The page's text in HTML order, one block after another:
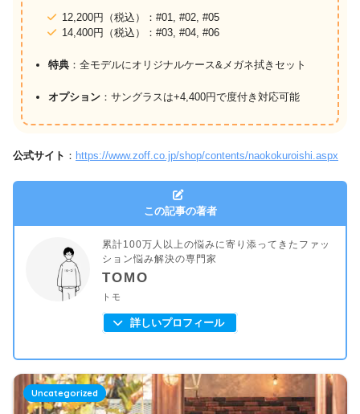
12,200円（税込）：#01, #02, #05
14,400円（税込）：#03, #04, #06
特典 ：全モデルにオリジナルケース&メガネ拭きセット
オプション ：サングラスは+4,400円で度付き対応可能
公式サイト ： https://www.zoff.co.jp/shop/contents/naokokuroishi.aspx
この記事の著者
累計100万人以上の悩みに寄り添ってきたファッ
ション悩み解決の専門家
TOMO
トモ
詳しいプロフィール
Uncategorized